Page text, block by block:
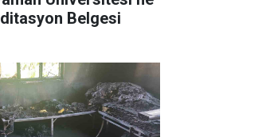
Belgesi